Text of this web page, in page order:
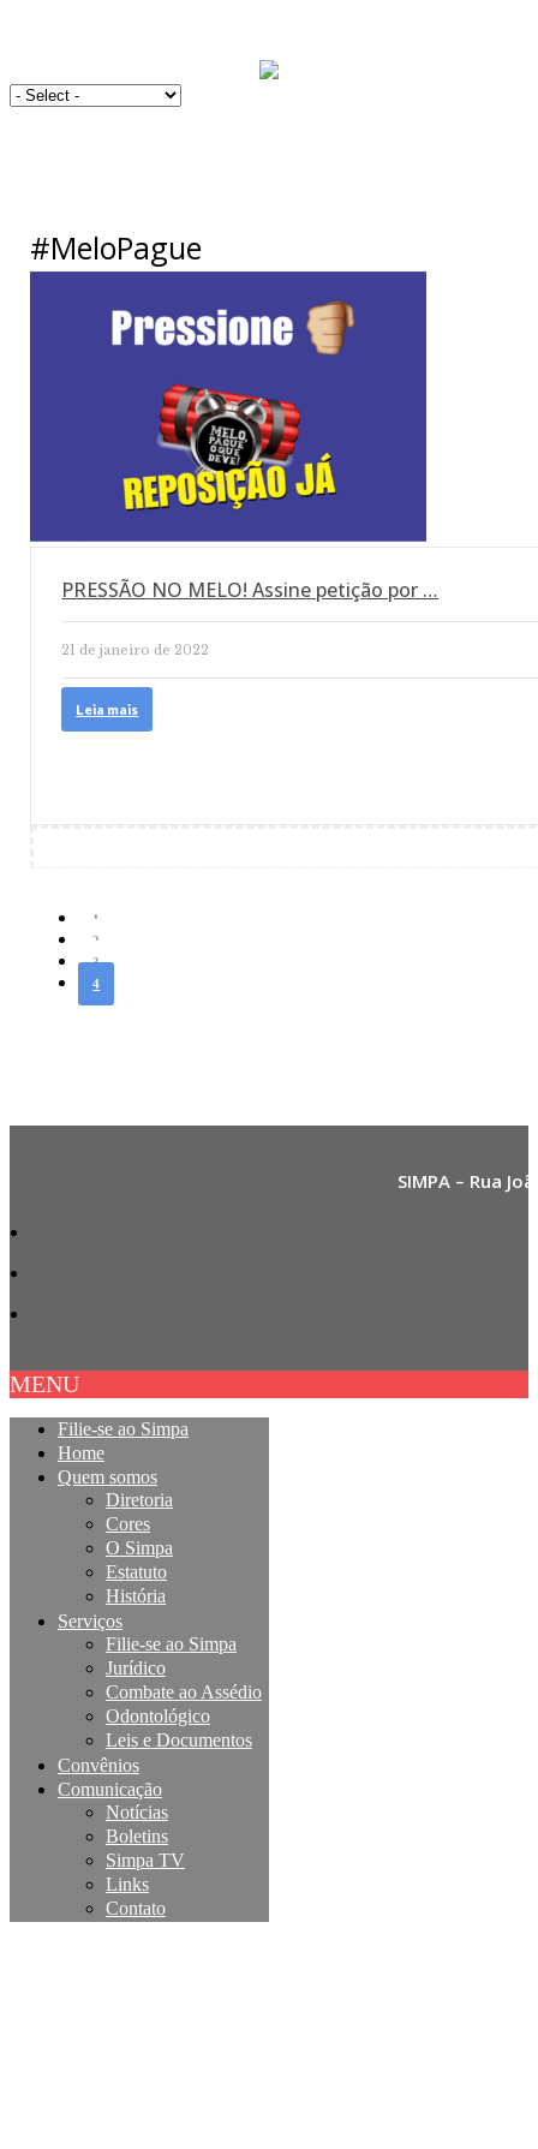
#MeloPague
PRESSÃO NO MELO! Assine petição por …
21 de janeiro de 2022
Leia mais
1
2
3
4
SIMPA – Rua
MENU
Filie-se ao Simpa
Home
Quem somos
Diretoria
Cores
O Simpa
Estatuto
História
Serviços
Filie-se ao Simpa
Jurídico
Combate ao Assédio
Odontológico
Leis e Documentos
Convênios
Comunicação
Notícias
Boletins
Simpa TV
Links
Contato